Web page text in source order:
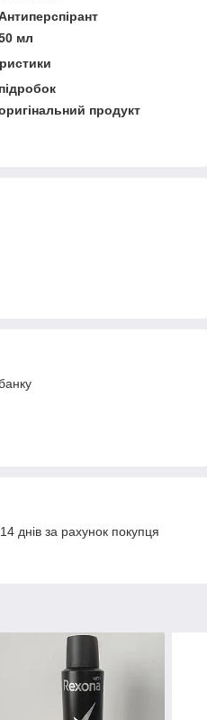
мл
підробок
продукт
днів за рахунок покупця